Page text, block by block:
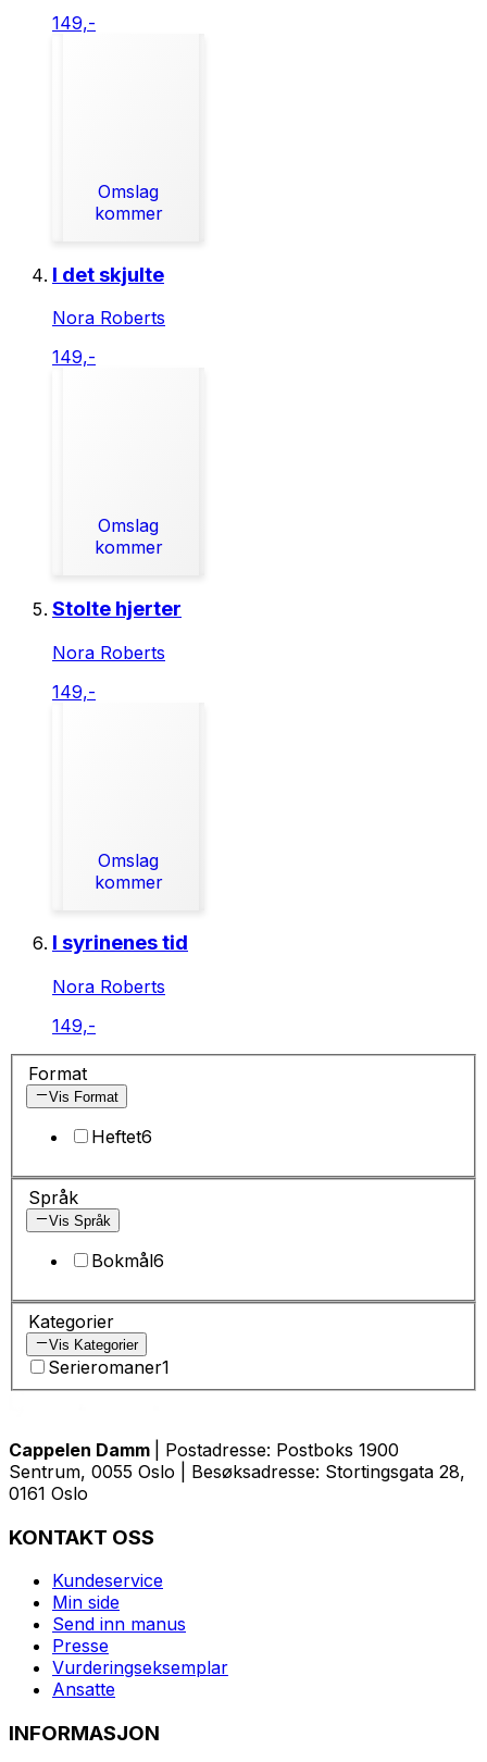
149,-
Omslag
kommer
I det skjulte
Nora Roberts
149,-
Omslag
kommer
Stolte hjerter
Nora Roberts
149,-
Omslag
kommer
I syrinenes tid
Nora Roberts
149,-
Format
Vis Format
Heftet6
Språk
Vis Språk
Bokmål6
Kategorier
Vis Kategorier
Serieromaner1
Cappelen Damm
| Postadresse: Postboks 1900
Sentrum, 0055 Oslo | Besøksadresse: Stortingsgata 28,
0161 Oslo
KONTAKT OSS
Kundeservice
Min side
Send inn manus
Presse
Vurderingseksemplar
Ansatte
INFORMASJON